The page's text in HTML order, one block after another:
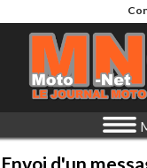
Envoi d'un